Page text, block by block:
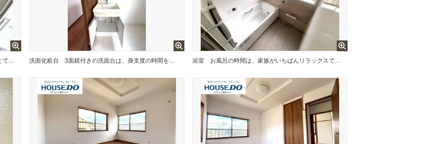
毎朝使う場所だから、使いやすさはとても大切。鏡の大きさ、収納の深さ、水栓の高さ？？細かいところまで気が配られた洗面台です。 洗面化粧台 3面鏡付きの洗面台は、身支度の時間をスムーズにしてくれます。朝の混みやすい時間も、収納が広いから家族分のアイテムをまとめて管理できます。 浴室 お風呂の時間は、家族がいちばんリラックスできるひととき。デザイン性の高い浴槽が、毎日のバスタイムを少し特別にしてくれます。